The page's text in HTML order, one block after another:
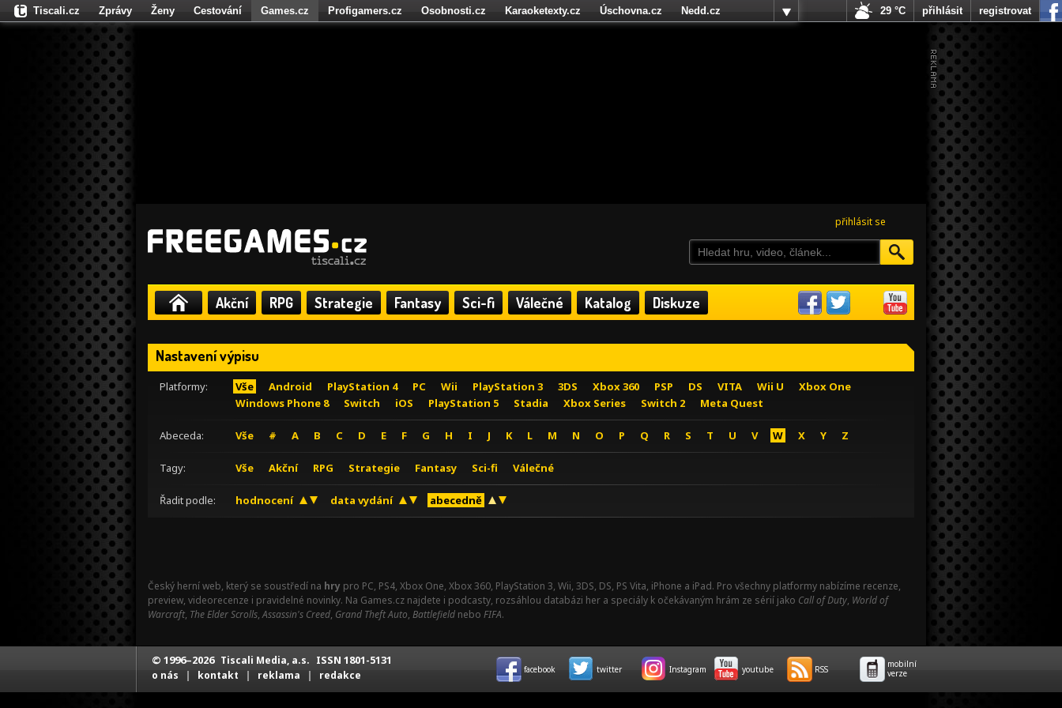
přihlásit se
Akční RPG Strategie Fantasy Sci-fi Válečné Katalog Diskuze
Nastavení výpisu
Platformy: Vše Android PlayStation 4 PC Wii PlayStation 3 3DS Xbox 360 PSP DS VITA Wii U
Xbox One
Windows Phone 8
Switch iOS PlayStation 5 Stadia Xbox Series Switch 2 Meta Quest
Abeceda: Vše # A B C D E F G H I J K L M N O P Q R S T U V W X Y Z
Tagy: Vše Akční RPG Strategie Fantasy Sci-fi Válečné
Řadit podle: hodnocení data vydání abecedně
Český herní web, který se soustředí na hry pro PC, PS4, Xbox One, Xbox 360, PlayStation 3, Wii, 3DS, DS, PS Vita, iPhone a iPad. Pro všechny platformy nabízíme recenze,
preview, videorecenze i pravidelné novinky. Na Games.cz najdete i podcasty, rozsáhlou databázi her a speciály k očekávaným hrám ze sérií jako Call of Duty, World of
Warcraft, The Elder Scrolls,Assassin's Creed, Grand Theft Auto, Battlefield nebo FIFA.
Tiscali.cz Zprávy Ženy Cestování Games.cz Profigamers.cz Osobnosti.cz Karaoketexty.cz Úschovna.cz
Nedd.cz
Fights.cz
29 °C přihlásit registrovat
© 1996–2026 Tiscali Media, a.s. ISSN 1801-5131
o nás | kontakt | reklama | redakce facebook twitter Instagram youtube RSS
mobilní
verze